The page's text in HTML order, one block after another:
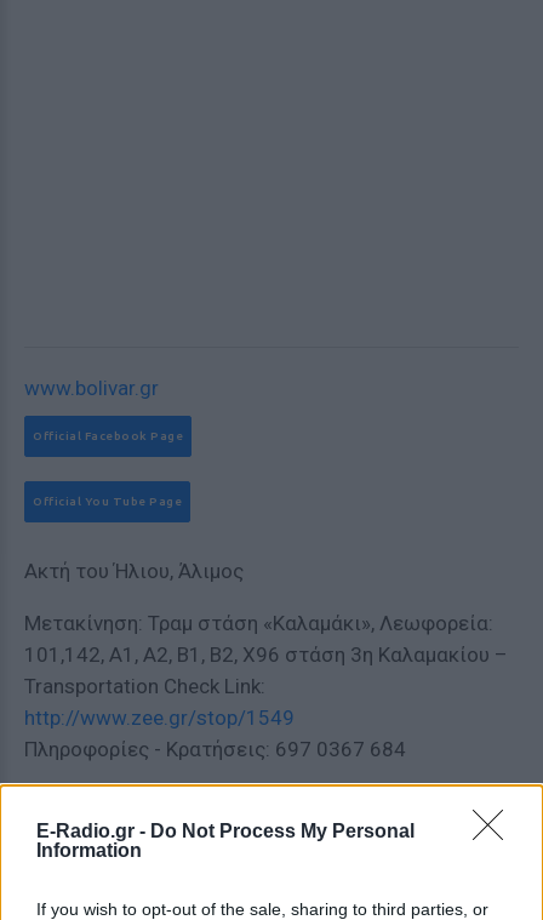
E-Radio.gr - Do Not Process My Personal
Information
If you wish to opt-out of the sale, sharing to third parties, or
www.bolivar.gr
Official Facebook Page
Official You Tube Page
Ακτή του Ήλιου, Άλιμος
Μετακίνηση: Τραμ στάση «Καλαμάκι», Λεωφορεία:
101,142, A1, A2, B1, B2, X96 στάση 3η Καλαμακίου –
Transportation Check Link:
http://www.zee.gr/stop/1549
Πληροφορίες - Κρατήσεις: 697 0367 684